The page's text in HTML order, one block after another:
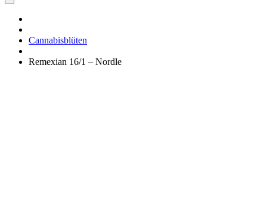
Apotheke
Cannabisblüten
Remexian 16/1 – Nordle